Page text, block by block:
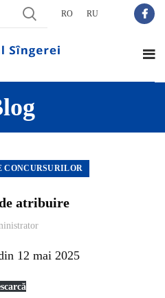
RO RU
CONCURSURILOR
atribuire
12 mai 2025